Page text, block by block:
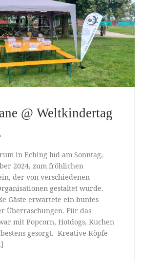
@ Weltkindertag
in Eching lud am Sonntag,
2024, zum fröhlichen
der von verschiedenen
gestaltet wurde.
Gäste erwartete ein buntes
Überraschungen. Für das
mit Popcorn, Hotdogs, Kuchen
gesorgt. Kreative Köpfe